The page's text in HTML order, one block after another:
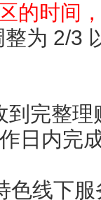
的时间
为 2/3
到完整
日内完
色线下